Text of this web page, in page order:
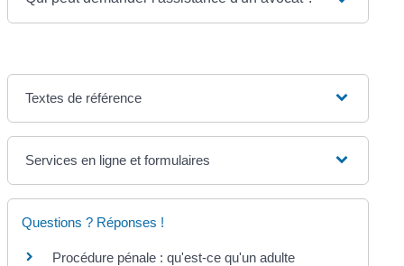
Textes de référence
Services en ligne et formulaires
Questions ? Réponses !
Procédure pénale : qu'est-ce qu'un adulte